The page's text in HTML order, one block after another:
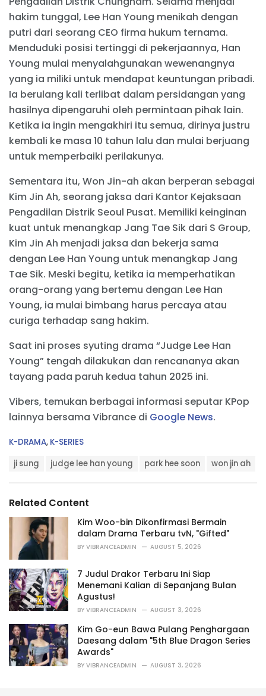
hakim tunggal, Lee Han Young menikah dengan
putri dari seorang CEO firma hukum ternama.
Menduduki posisi tertinggi di pekerjaannya, Han
Young mulai menyalahgunakan wewenangnya
yang ia miliki untuk mendapat keuntungan pribadi.
Ia berulang kali terlibat dalam persidangan yang
hasilnya dipengaruhi oleh permintaan pihak lain.
Ketika ia ingin mengakhiri itu semua, dirinya justru
kembali ke masa 10 tahun lalu dan mulai berjuang
untuk memperbaiki perilakunya.
Sementara itu, Won Jin-ah akan berperan sebagai
Kim Jin Ah, seorang jaksa dari Kantor Kejaksaan
Pengadilan Distrik Seoul Pusat. Memiliki keinginan
kuat untuk menangkap Jang Tae Sik dari S Group,
Kim Jin Ah menjadi jaksa dan bekerja sama
dengan Lee Han Young untuk menangkap Jang
Tae Sik. Meski begitu, ketika ia memperhatikan
orang-orang yang bertemu dengan Lee Han
Young, ia mulai bimbang harus percaya atau
curiga terhadap sang hakim.
Saat ini proses syuting drama “Judge Lee Han
Young” tengah dilakukan dan rencananya akan
tayang pada paruh kedua tahun 2025 ini.
Vibers, temukan berbagai informasi seputar KPop
lainnya bersama Vibrance di Google News.
C
r
i
K-DRAMA, K-SERIES
a
:
ji sung judge lee han young park hee soon won jin ah
Related Content
Kim Woo-bin Dikonfirmasi Bermain
dalam Drama Terbaru tvN, "Gifted"
BY VIBRANCEADMIN AUGUST 5, 2026
7 Judul Drakor Terbaru Ini Siap
Menemani Kalian di Sepanjang Bulan
Agustus!
BY VIBRANCEADMIN AUGUST 3, 2026
Kim Go-eun Bawa Pulang Penghargaan
Daesang dalam "5th Blue Dragon Series
Awards"
BY VIBRANCEADMIN AUGUST 3, 2026